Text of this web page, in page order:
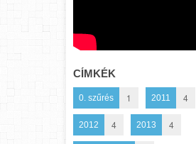
CÍMKÉK
0. szűrés 1 2011 4
2012 4 2013 4